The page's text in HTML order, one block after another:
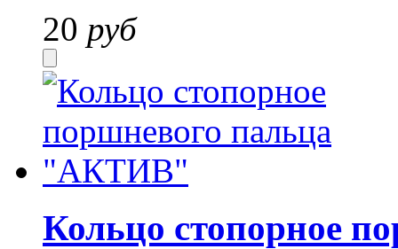
20 руб
Кольцо стопорное